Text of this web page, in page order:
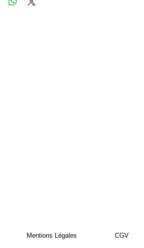
Mentions Légales CGV